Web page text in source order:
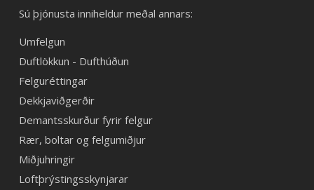
Sú þjónusta inniheldur meðal annars:
Umfelgun
Duftlökkun - Dufthúðun
Felguréttingar
Dekkjaviðgerðir
Demantsskurður fyrir felgur
Rær, boltar og felgumiðjur
Miðjuhringir
Loftþrýstingsskynjarar